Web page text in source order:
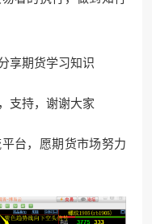
享期货学习知识
支持，谢谢大家
台，愿期货市场努力